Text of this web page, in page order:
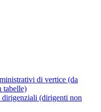
di vertice (da
tabelle)
(dirigenti non